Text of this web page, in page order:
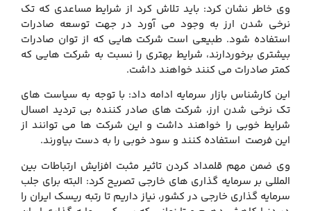
وی خاطر نشان کرد: باید تلاش کرد از شرایط مساعدی که تک
نرخی شدن ارز به وجود می آورد در جهت توسعه صادرات
استفاده شود. طبیعی است شرکت هایی که از توان صادرات
بیشتری برخوردارند، شرایط بهتری را نسبت به شرکت هایی که
کمتر صادرات می کنند خواهند داشت.
این کارشناس بازار سرمایه ادامه داد: با توجه به سیاست های
تک نرخی شدن ارز، شرکت های صادر کننده بی تردید امسال
شرایط خوبی را خواهند داشت و این شرکت ها می توانند از
این فرصت استفاده کنند و سود خوبی را به دست بیاورند.
وی ضمن مهم قلمداد کردن تاثیر مثبت افزایش ارتباطات بین
المللی بر سرمایه گذاری های خارجی تصریح کرد: البته برای جلب
سرمایه گذاری خارجی در کشور، نیاز داریم تا رتبه ریسک ایران را